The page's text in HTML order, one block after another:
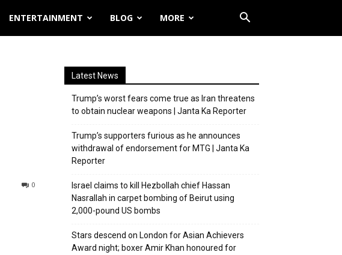
ENTERTAINMENT BLOG MORE
0
Latest News
Trump’s worst fears come true as Iran threatens
to obtain nuclear weapons | Janta Ka Reporter
Trump’s supporters furious as he announces
withdrawal of endorsement for MTG | Janta Ka
Reporter
Israel claims to kill Hezbollah chief Hassan
Nasrallah in carpet bombing of Beirut using
2,000-pound US bombs
Stars descend on London for Asian Achievers
Award night; boxer Amir Khan honoured for